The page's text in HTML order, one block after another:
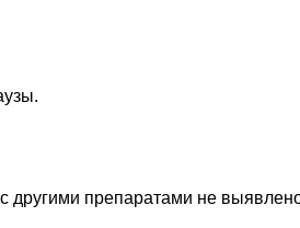
другими препаратами не